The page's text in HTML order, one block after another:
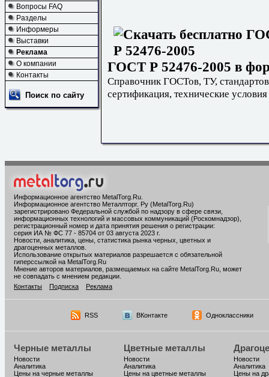
Вопросы FAQ
Разделы
Информеры
Выставки
Реклама
О компании
Контакты
Поиск по сайту
ГОСТ Р 52476-2005 в
Справочник ГОСТов, ТУ,
сертификация, технические условия
Информационное агентство MetalTorg.Ru
Информационное агентство Металлторг. Ру (MetalTorg.Ru)
зарегистрировано Федеральной службой по надзору в сфере связи,
информационных технологий и массовых коммуникаций (Роскомнадзор),
регистрационный номер и дата принятия решения о регистрации:
серия ИА № ФС 77 - 85704 от 03 августа 2023 г.
Новости, аналитика, цены, статистика рынка черных, цветных и
драгоценных металлов.
Использование открытых материалов разрешается с обязательной
гиперссылкой на MetalTorg.Ru
Мнение авторов материалов, размещаемых на сайте MetalTorg.Ru, может
не совпадать с мнением редакции.
Контакты
Подписка Реклама
RSS ВКонтакте Одноклассники
Черные металлы
Новости
Аналитика
Цены на черные металлы
Цветные металлы
Новости
Аналитика
Цены на цветные металлы
Новости
Аналитика
Цены на